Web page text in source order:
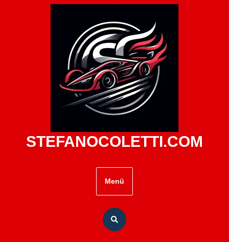
STEFANOCOLETTI.COM
Menü